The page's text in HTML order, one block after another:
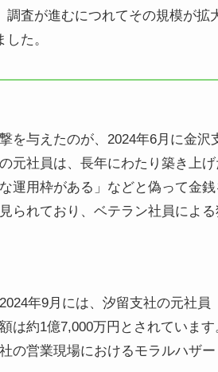
調査が進むにつれてその規模が
した。
を与えたのが、2024年6月に金
元社員は、長年にわたり築き上
運用枠がある」などと偽って金
られており、ベテラン社員によ
年9月には、汐留支社の元社
は約1億7,000万円とされていま
の営業現場におけるモラルハザ